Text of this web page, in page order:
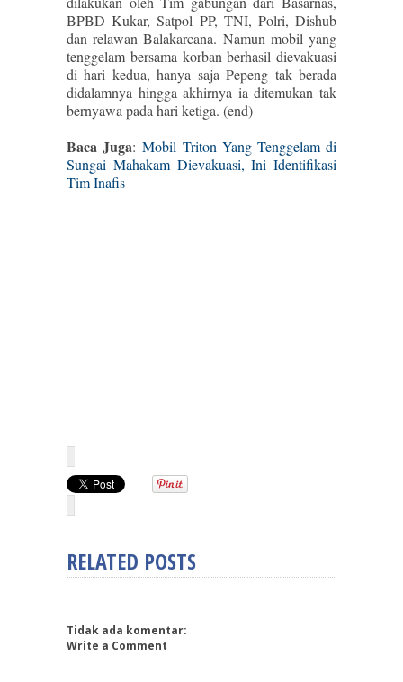
BPBD Kukar, Satpol PP, TNI, Polri, Dishub
dan relawan Balakarcana. Namun mobil yang
tenggelam bersama korban berhasil dievakuasi
di hari kedua, hanya saja Pepeng tak berada
didalamnya hingga akhirnya ia ditemukan tak
bernyawa pada hari ketiga. (end)
Baca Juga:Mobil Triton Yang Tenggelam di
Sungai Mahakam Dievakuasi, Ini Identifikasi
Tim Inafis
RELATED POSTS
Tidak ada komentar:
Write a Comment